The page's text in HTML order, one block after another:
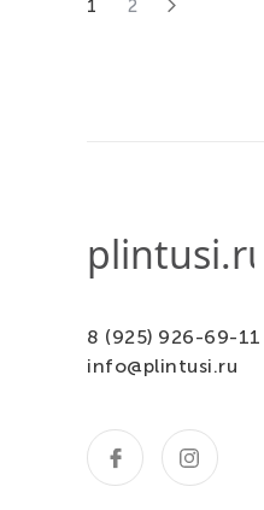
1 2
8 (925) 926-69-11
info@plintusi.ru